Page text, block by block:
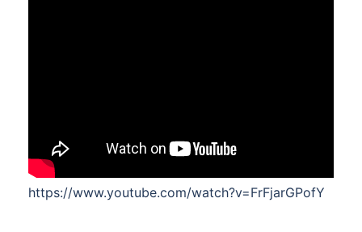
https://www.youtube.com/watch?v=FrFjarGPofY